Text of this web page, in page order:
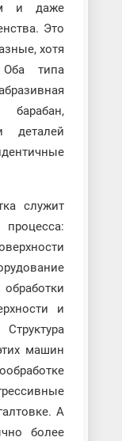
и даже
Это
хотя
типа
барабан,
деталей
служит
и
машин
А
более